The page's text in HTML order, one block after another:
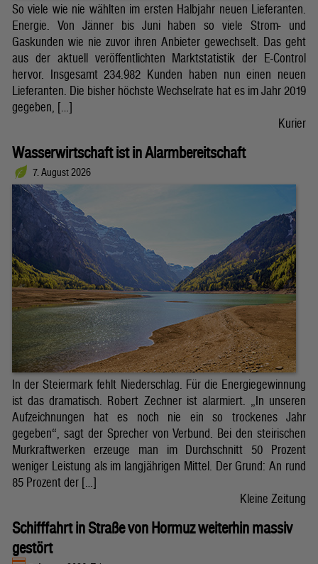
So viele wie nie wählten im ersten Halbjahr neuen Lieferanten.
Energie. Von Jänner bis Juni haben so viele Strom- und
Gaskunden wie nie zuvor ihren Anbieter gewechselt. Das geht
aus der aktuell veröffentlichten Marktstatistik der E-Control
hervor. Insgesamt 234.982 Kunden haben nun einen neuen
Lieferanten. Die bisher höchste Wechselrate hat es im Jahr 2019
gegeben, […]
Kurier
Wasserwirtschaft ist in Alarmbereitschaft
7. August 2026
In der Steiermark fehlt Niederschlag. Für die Energiegewinnung
ist das dramatisch. Robert Zechner ist alarmiert. „In unseren
Aufzeichnungen hat es noch nie ein so trockenes Jahr
gegeben“, sagt der Sprecher von Verbund. Bei den steirischen
Murkraftwerken erzeuge man im Durchschnitt 50 Prozent
weniger Leistung als im langjährigen Mittel. Der Grund: An rund
85 Prozent der […]
Kleine Zeitung
Schifffahrt in Straße von Hormuz weiterhin massiv
gestört